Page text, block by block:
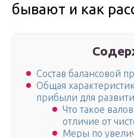
бывают и как
Состав балансовой
Общая
прибыли для
Что такое
отличие от
Меры по